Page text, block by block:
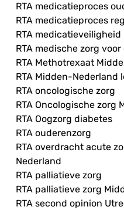
RTA medicatieproces
RTA medicatieproces
RTA medicatieveiligheid
RTA medische zorg
RTA Methotrexaat
RTA Midden-Nederland
RTA oncologische zorg
RTA Oncologische zorg
RTA Oogzorg diabetes
RTA ouderenzorg
RTA overdracht acute
Nederland
RTA palliatieve zorg
RTA palliatieve zorg
RTA second opinion